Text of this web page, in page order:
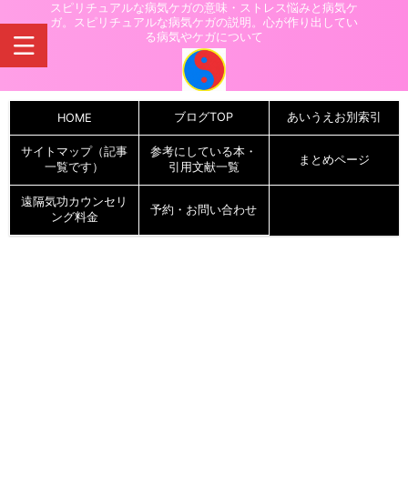
スピリチュアルな病気ケガの意味・ストレス悩みと病気ケ
ガ。スピリチュアルな病気ケガの説明。心が作り出してい
る病気やケガについて
HOME ブログTOP あいうえお別索引
サイトマップ（記事
一覧です）
参考にしている本・
引用文献一覧
まとめページ
遠隔気功カウンセリ
ング料金
予約・お問い合わせ